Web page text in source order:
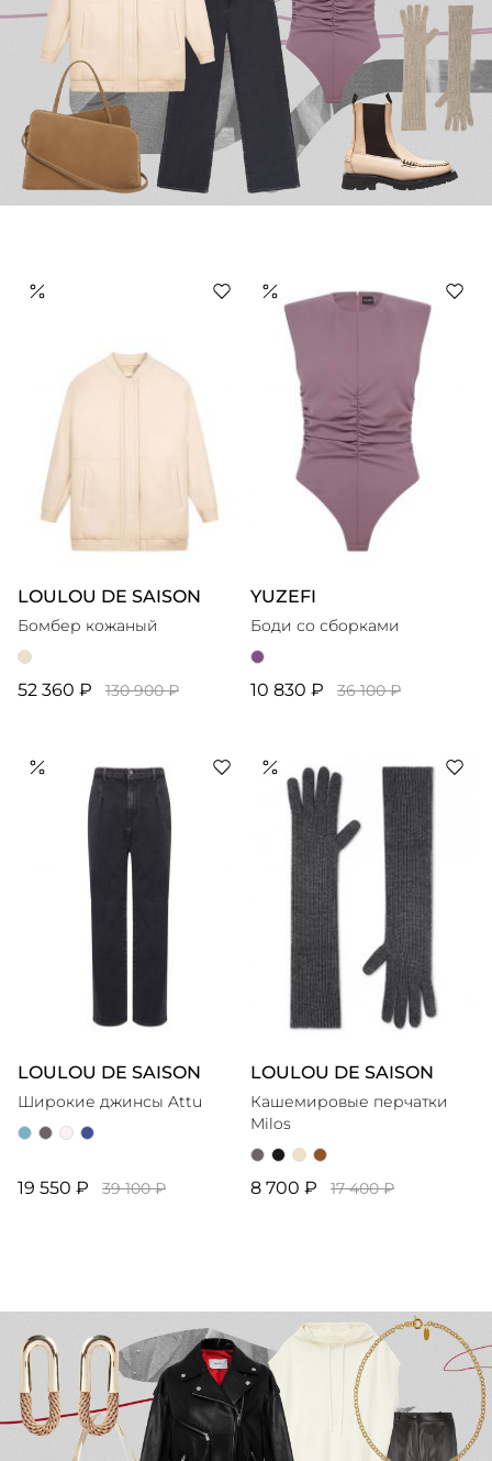
LOULOU DE SAISON
Бомбер кожаный
52 360 ₽ 130 900 ₽
YUZEFI
Боди со сборками
10 830 ₽ 36 100 ₽
LOULOU DE SAISON
Широкие джинсы Attu
19 550 ₽ 39 100 ₽
LOULOU DE SAISON
Кашемировые перчатки
Milos
8 700 ₽ 17 400 ₽